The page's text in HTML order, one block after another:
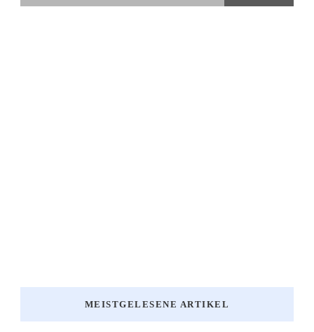
MEISTGELESENE ARTIKEL